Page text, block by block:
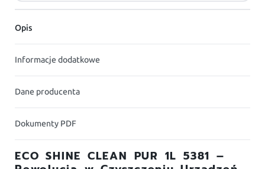
Opis
Informacje dodatkowe
Dane producenta
Dokumenty PDF
ECO SHINE CLEAN PUR 1L 5381 –